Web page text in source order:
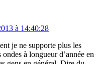
à 14:40:28
je ne supporte plus les
à longueur d’année en